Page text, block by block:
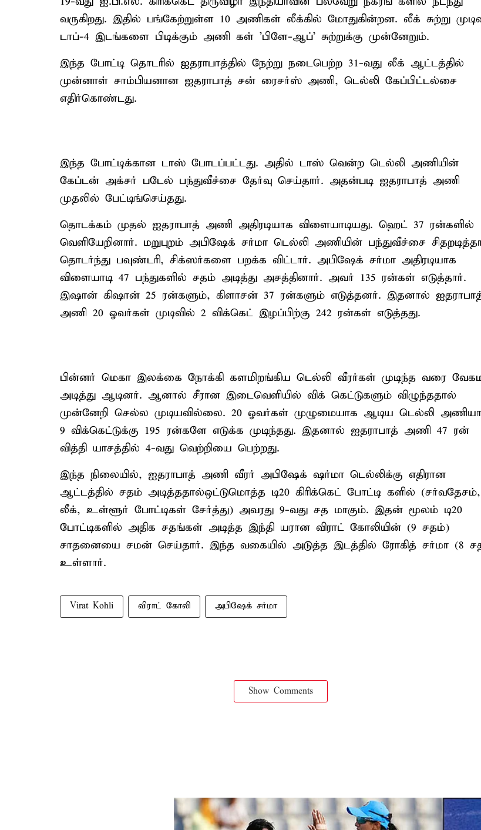
வருகிறது. இதில் பங்கேற்றுள்ள 10 அணிகள் லீக்கில் மோதுகின்றன. லீக் சுற்று
டாப்-4 இடங்களை பிடிக்கும் அணி கள் 'பிளே-ஆப்' சுற்றுக்கு முன்னேறும்.
இந்த போட்டி தொடரில் ஐதராபாத்தில் நேற்று நடைபெற்ற 31-வது லீக் ஆட்டத்தில்
முன்னாள் சாம்பியனான ஐதராபாத் சன் ரைசர்ஸ் அணி, டெல்லி கேப்பிட்டல்சை
எதிர்கொண்டது.
இந்த போட்டிக்கான டாஸ் போடப்பட்டது. அதில் டாஸ் வென்ற டெல்லி அணியின்
கேப்டன் அக்சர் படேல் பந்துவீச்சை தேர்வு செய்தார். அதன்படி ஐதராபாத் அணி
முதலில் பேட்டிங்செய்தது.
தொடக்கம் முதல் ஐதராபாத் அணி அதிரடியாக விளையாடியது. ஹெட் 37 ரன்களில்
வெளியேறினார். மறுபுறம் அபிஷேக் சர்மா டெல்லி அணியின் பந்துவீச்சை
தொடர்ந்து பவுண்டரி, சிக்ஸர்களை பறக்க விட்டார். அபிஷேக் சர்மா அதிரடியாக
விளையாடி 47 பந்துகளில் சதம் அடித்து அசத்தினார். அவர் 135 ரன்கள் எடுத்தார்.
இஷான் கிஷான் 25 ரன்களும், கிளாசன் 37 ரன்களும் எடுத்தனர். இதனால்
அணி 20 ஓவர்கள் முடிவில் 2 விக்கெட் இழப்பிற்கு 242 ரன்கள் எடுத்தது.
பின்னர் மெகா இலக்கை நோக்கி களமிறங்கிய டெல்லி வீரர்கள் முடிந்த வரை
அடித்து ஆடினர். ஆனால் சீரான இடைவெளியில் விக் கெட்டுகளும் விழுந்ததால்
முன்னேறி செல்ல முடியவில்லை. 20 ஓவர்கள் முழுமையாக ஆடிய டெல்லி
9 விக்கெட்டுக்கு 195 ரன்களே எடுக்க முடிந்தது. இதனால் ஐதராபாத் அணி 47 ரன்
வித்தி யாசத்தில் 4-வது வெற்றியை பெற்றது.
இந்த நிலையில், ஐதராபாத் அணி வீரர் அபிஷேக் ஷர்மா டெல்லிக்கு எதிரான
ஆட்டத்தில் சதம் அடித்ததால்ஒட்டுமொத்த டி20 கிரிக்கெட் போட்டி களில் (சர்வதேசம்,
லீக், உள்ளூர் போட்டிகள் சேர்த்து) அவரது 9-வது சத மாகும். இதன் மூலம் டி20
போட்டிகளில் அதிக சதங்கள் அடித்த இந்தி யரான விராட் கோலியின் (9 சதம்)
சாதனையை சமன் செய்தார். இந்த வகையில் அடுத்த இடத்தில் ரோகித் சர்மா (8
உள்ளார்.
Virat Kohli விராட் கோலி அபிஷேக் சர்மா
Show Comments